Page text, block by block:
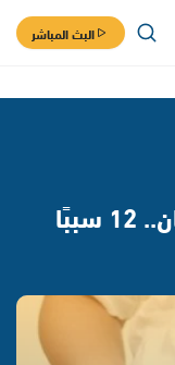
البث المباشر
من الغدة الدرقية إلى السرطان.. 12 سببًا